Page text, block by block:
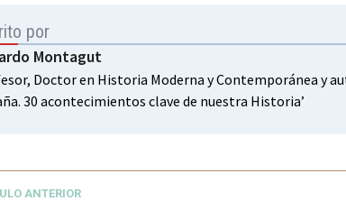
por
Montagut
Doctor en Historia Moderna y Contemporánea y
30 acontecimientos clave de nuestra Historia’
ANTERIOR